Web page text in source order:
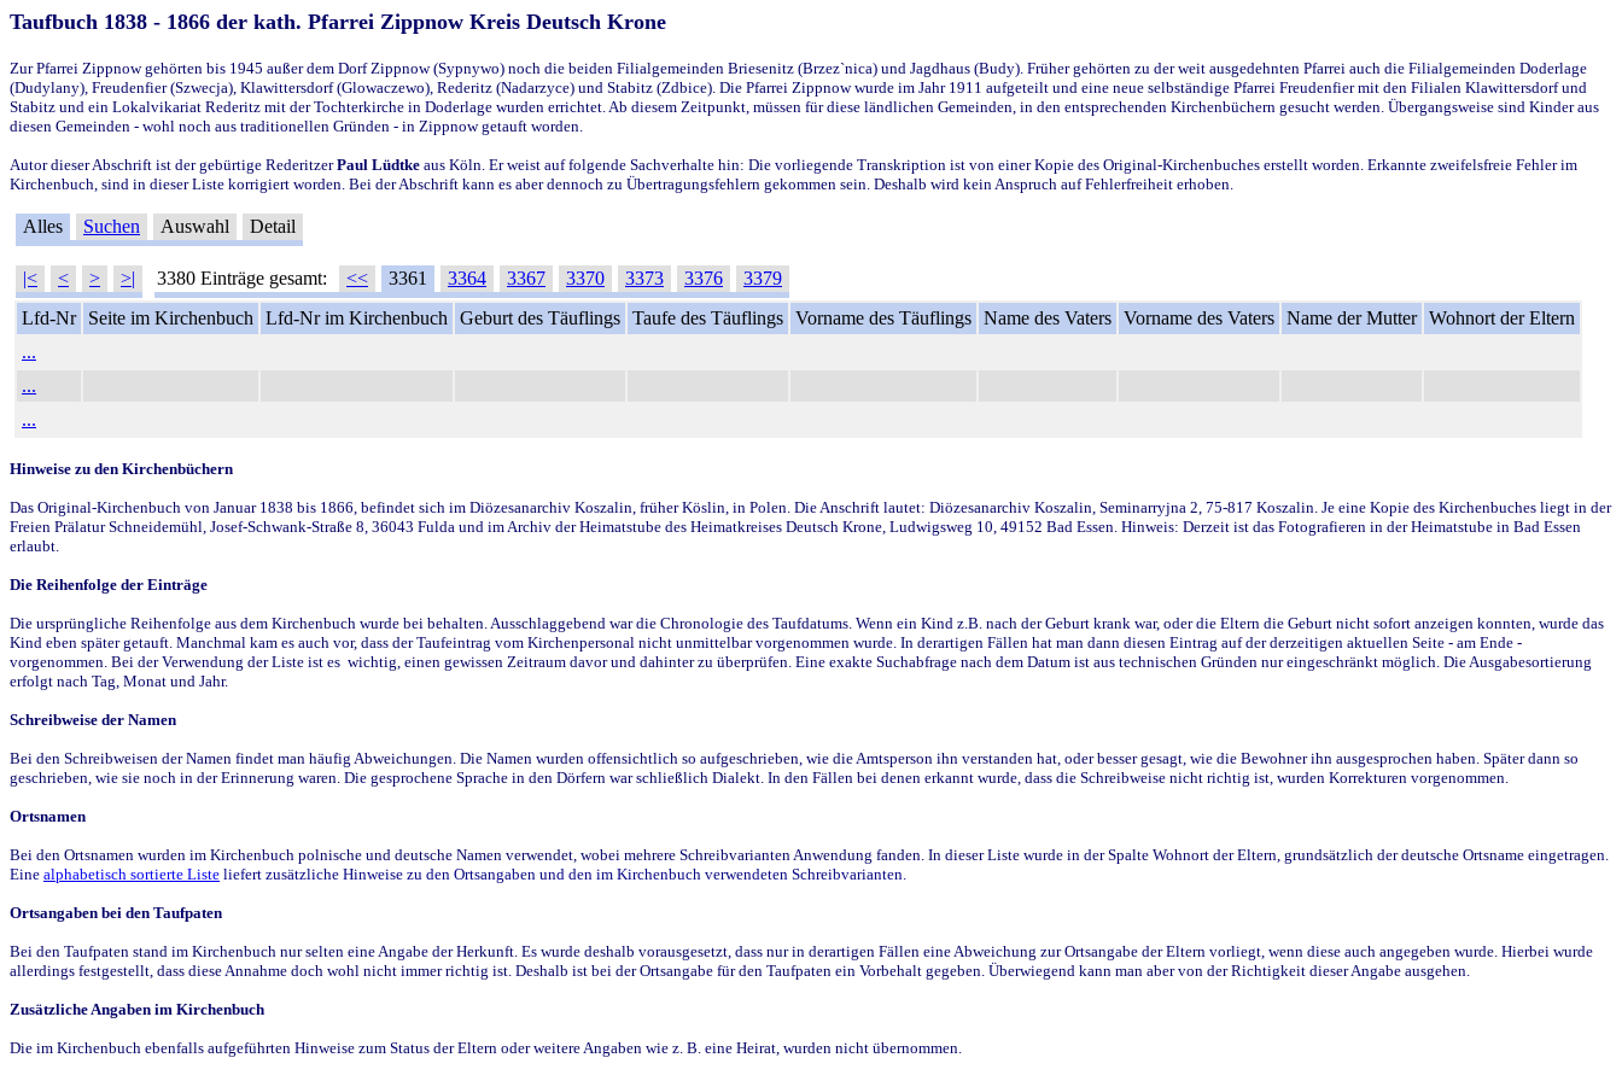
Taufbuch 1838 - 1866 der kath. Pfarrei Zippnow Kreis Deutsch Krone
Zur Pfarrei Zippnow gehörten bis 1945 außer dem Dorf Zippnow (Sypnywo) noch die beiden Filialgemeinden Briesenitz (Brzez`nica) und Jagdhaus (Budy). Früher gehörten zu der weit ausgedehnten Pfarrei auch die Filialgemeinden Doderlage
(Dudylany), Freudenfier (Szwecja), Klawittersdorf (Glowaczewo), Rederitz (Nadarzyce) und Stabitz (Zdbice). Die Pfarrei Zippnow wurde im Jahr 1911 aufgeteilt und eine neue selbständige Pfarrei Freudenfier mit den Filialen Klawittersdorf und
Stabitz und ein Lokalvikariat Rederitz mit der Tochterkirche in Doderlage wurden errichtet. Ab diesem Zeitpunkt, müssen für diese ländlichen Gemeinden, in den entsprechenden Kirchenbüchern gesucht werden. Übergangsweise sind Kinder aus
diesen Gemeinden - wohl noch aus traditionellen Gründen - in Zippnow getauft worden.
Autor dieser Abschrift ist der gebürtige RederitzerPaul Lüdtke aus Köln. Er weist auf folgende Sachverhalte hin: Die vorliegende Transkription ist von einer Kopie des Original-Kirchenbuches erstellt worden. Erkannte zweifelsfreie Fehler im
Kirchenbuch, sind in dieser Liste korrigiert worden. Bei der Abschrift kann es aber dennoch zu Übertragungsfehlern gekommen sein. Deshalb wird kein Anspruch auf Fehlerfreiheit erhoben.
Alles Suchen Auswahl Detail
|< < > >| 3380 Einträge gesamt: << 3361 3364 3367 3370 3373 3376
3379
Lfd-Nr
Seite im Kirchenbuch Lfd-Nr im Kirchenbuch Geburt des Täuflings Taufe des Täuflings Vorname des Täuflings Name des Vaters Vorname des Vaters Name der Mutter Wohnort der Eltern
...
...
...
Hinweise zu den Kirchenbüchern
Das Original-Kirchenbuch von Januar 1838 bis 1866, befindet sich im Diözesanarchiv Koszalin, früher Köslin, in Polen. Die Anschrift lautet: Diözesanarchiv Koszalin, Seminarryjna 2, 75-817 Koszalin. Je eine Kopie des Kirchenbuches liegt in der
Freien Prälatur Schneidemühl, Josef-Schwank-Straße 8, 36043 Fulda und im Archiv der Heimatstube des Heimatkreises Deutsch Krone, Ludwigsweg 10, 49152 Bad Essen. Hinweis: Derzeit ist das Fotografieren in der Heimatstube in Bad Essen
erlaubt.
Die Reihenfolge der Einträge
Die ursprüngliche Reihenfolge aus dem Kirchenbuch wurde bei behalten. Ausschlaggebend war die Chronologie des Taufdatums. Wenn ein Kind z.B. nach der Geburt krank war, oder die Eltern die Geburt nicht sofort anzeigen konnten, wurde das
Kind eben später getauft. Manchmal kam es auch vor, dass der Taufeintrag vom Kirchenpersonal nicht unmittelbar vorgenommen wurde. In derartigen Fällen hat man dann diesen Eintrag auf der derzeitigen aktuellen Seite - am Ende -
vorgenommen. Bei der Verwendung der Liste ist es wichtig, einen gewissen Zeitraum davor und dahinter zu überprüfen. Eine exakte Suchabfrage nach dem Datum ist aus technischen Gründen nur eingeschränkt möglich. Die Ausgabesortierung
erfolgt nach Tag, Monat und Jahr.
Schreibweise der Namen
Bei den Schreibweisen der Namen findet man häufig Abweichungen. Die Namen wurden offensichtlich so aufgeschrieben, wie die Amtsperson ihn verstanden hat, oder besser gesagt, wie die Bewohner ihn ausgesprochen haben. Später dann so
geschrieben, wie sie noch in der Erinnerung waren. Die gesprochene Sprache in den Dörfern war schließlich Dialekt. In den Fällen bei denen erkannt wurde, dass die Schreibweise nicht richtig ist, wurden Korrekturen vorgenommen.
Ortsnamen
Bei den Ortsnamen wurden im Kirchenbuch polnische und deutsche Namen verwendet, wobei mehrere Schreibvarianten Anwendung fanden. In dieser Liste wurde in der Spalte Wohnort der Eltern, grundsätzlich der deutsche Ortsname eingetragen.
Eine alphabetisch sortierte Liste liefert zusätzliche Hinweise zu den Ortsangaben und den im Kirchenbuch verwendeten Schreibvarianten.
Ortsangaben bei den Taufpaten
Bei den Taufpaten stand im Kirchenbuch nur selten eine Angabe der Herkunft. Es wurde deshalb vorausgesetzt, dass nur in derartigen Fällen eine Abweichung zur Ortsangabe der Eltern vorliegt, wenn diese auch angegeben wurde. Hierbei wurde
allerdings festgestellt, dass diese Annahme doch wohl nicht immer richtig ist. Deshalb ist bei der Ortsangabe für den Taufpaten ein Vorbehalt gegeben. Überwiegend kann man aber von der Richtigkeit dieser Angabe ausgehen.
Zusätzliche Angaben im Kirchenbuch
Die im Kirchenbuch ebenfalls aufgeführten Hinweise zum Status der Eltern oder weitere Angaben wie z. B. eine Heirat, wurden nicht übernommen.